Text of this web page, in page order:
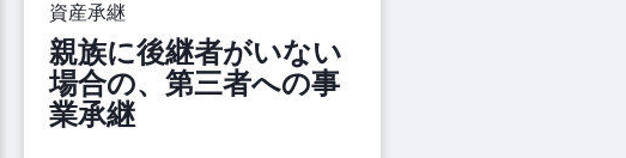
資産承継
親族に後継者がいない
場合の、第三者への事
業承継